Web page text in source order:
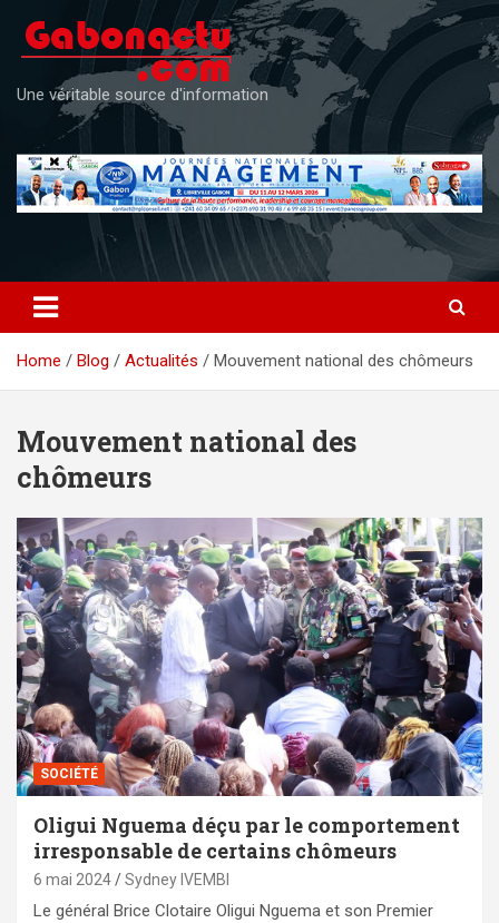
content
Une véritable source d'information
Home Blog Actualités Mouvement national des chômeurs
Mouvement national des
chômeurs
SOCIÉTÉ
Oligui Nguema déçu par le comportement
irresponsable de certains chômeurs
6 mai 2024 Sydney IVEMBI
Le général Brice Clotaire Oligui Nguema et son Premier